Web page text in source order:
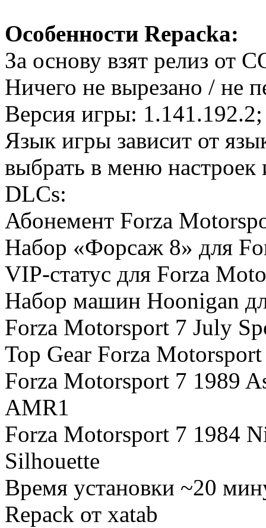
Особенности Repacka:
За основу взят релиз от
Ничего не вырезано / не
Версия игры: 1.141.192.2;
Язык игры зависит от
выбрать в меню настроек
DLCs:
Абонемент Forza
Набор «Форсаж 8» для
VIP-статус для Forza
Набор машин Hoonigan
Forza Motorsport 7 July
Top Gear Forza
Forza Motorsport 7 1989
AMR1
Forza Motorsport 7 1984
Silhouette
Время установки ~20
Repack от xatab